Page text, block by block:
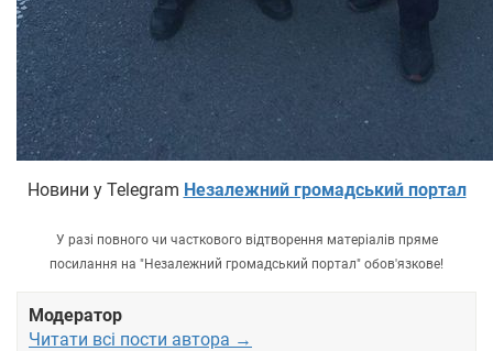
Новини у Telegram Незалежний громадський портал
У разі повного чи часткового відтворення матеріалів пряме
посилання на "Незалежний громадський портал" обов'язкове!
Модератор
Читати всі пости автора →